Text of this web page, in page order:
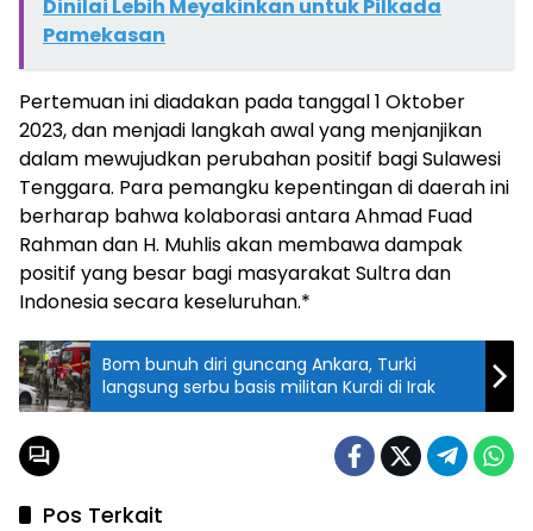
Dinilai Lebih Meyakinkan untuk Pilkada
Pamekasan
Pertemuan ini diadakan pada tanggal 1 Oktober
2023, dan menjadi langkah awal yang menjanjikan
dalam mewujudkan perubahan positif bagi Sulawesi
Tenggara. Para pemangku kepentingan di daerah ini
berharap bahwa kolaborasi antara Ahmad Fuad
Rahman dan H. Muhlis akan membawa dampak
positif yang besar bagi masyarakat Sultra dan
Indonesia secara keseluruhan.*
Bom bunuh diri guncang Ankara, Turki
langsung serbu basis militan Kurdi di Irak
Pos Terkait
Release